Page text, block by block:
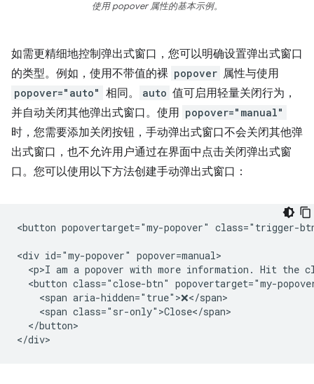
使用 popover 属性的基本示例。
如需更精细地控制弹出式窗口，您可以明确设置弹出式窗口
的类型。例如，使用不带值的裸 popover 属性与使用
popover="auto" 相同。 auto 值可启用轻量关闭行为，
并自动关闭其他弹出式窗口。使用 popover="manual"
时，您需要添加关闭按钮，手动弹出式窗口不会关闭其他弹
出式窗口，也不允许用户通过在界面中点击关闭弹出式窗
口。您可以使用以下方法创建手动弹出式窗口：
<button popovertarget="my-popover" class="trigger-
<div id="my-popover" popover=manual>
<p>I am a popover with more information. Hit the
<button class="close-btn" popovertarget="my-
    <span aria-hidden="true">❌</span>
    <span class="sr-only">Close</span>
  </button>